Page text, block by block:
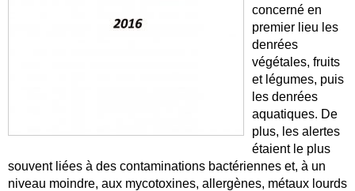
concerné en
premier lieu les
denrées
végétales, fruits
et légumes, puis
les denrées
aquatiques. De
plus, les alertes
étaient le plus
souvent liées à des contaminations bactériennes et, à un
niveau moindre, aux mycotoxines, allergènes, métaux lourds